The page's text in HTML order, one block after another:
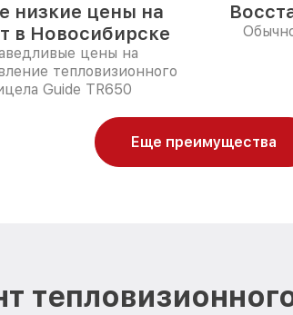
низкие цены на
в Новосибирске
цены на
тепловизионного
Guide TR650
Еще преимущества